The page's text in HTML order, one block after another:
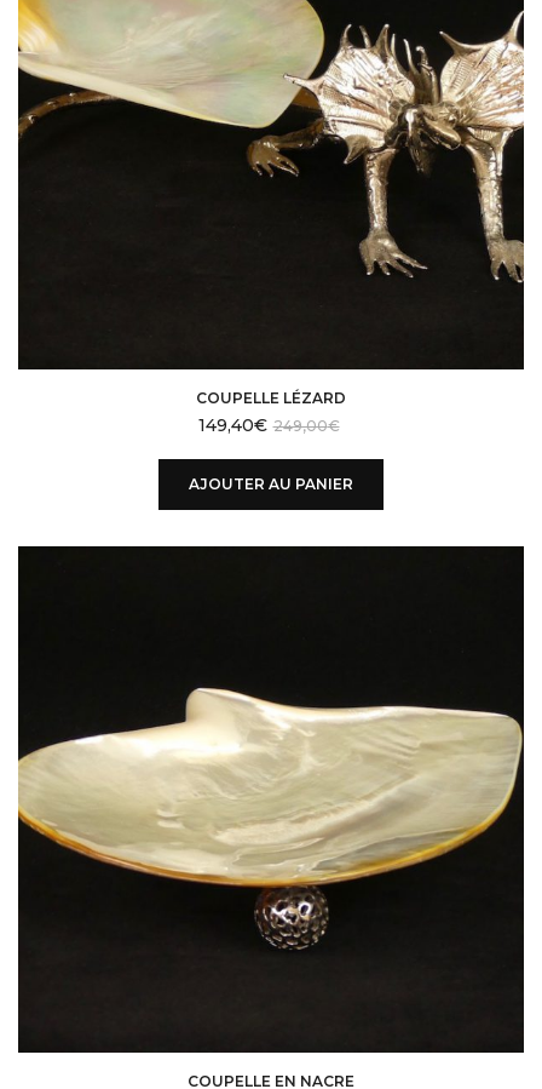
COUPELLE LÉZARD
249,00€
149,40€
AJOUTER AU PANIER
COUPELLE EN NACRE